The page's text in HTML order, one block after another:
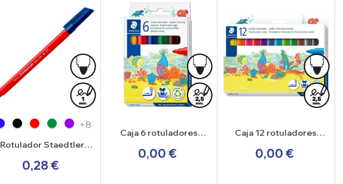
+8
Rotulador Staedtler
0,28 €
Caja 6 rotuladores
0,00 €
Caja 12 rotuladores
0,00 €